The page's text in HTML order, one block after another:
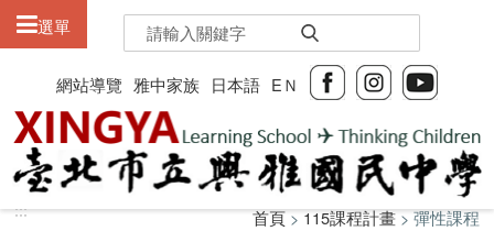
網站導覽 雅中家族 日本語 EＮ
選單
:::
::: 首頁>115課程計畫> 彈性課程